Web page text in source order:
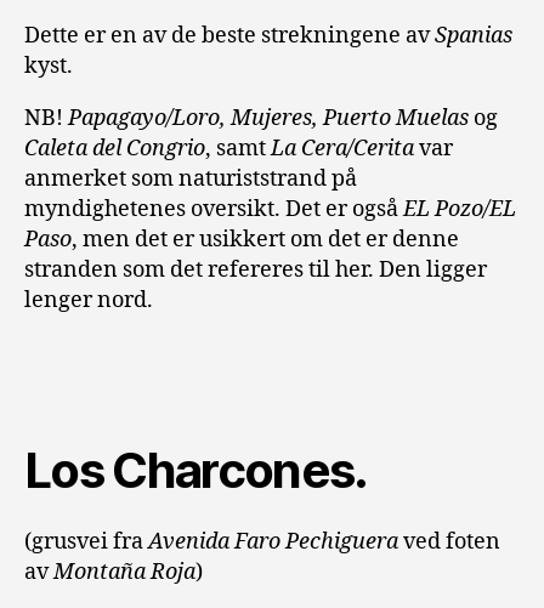
Dette er en av de beste strekningene avSpanias
kyst.
NB!Papagayo/Loro, Mujeres, Puerto Muelas og
Caleta del Congrio, samtLa Cera/Ceritavar
anmerket som naturiststrand på
myndighetenes oversikt. Det er ogsåEL Pozo/EL
Paso, men det er usikkert om det er denne
stranden som det refereres til her. Den ligger
lenger nord.
Los Charcones.
(grusvei fraAvenida Faro Pechigueraved foten
avMontaña Roja)